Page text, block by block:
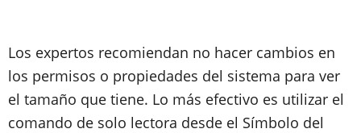
Los expertos recomiendan no hacer cambios en
los permisos o propiedades del sistema para ver
el tamaño que tiene. Lo más efectivo es utilizar el
comando de solo lectora desde el Símbolo del